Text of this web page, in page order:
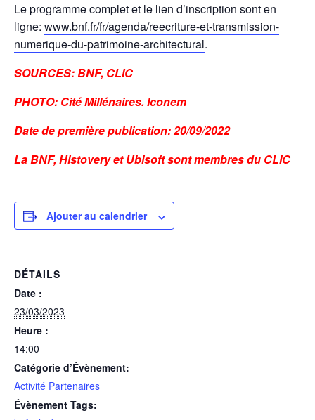
Le programme complet et le lien d’inscription sont en
ligne: www.bnf.fr/fr/agenda/reecriture-et-transmission-
numerique-du-patrimoine-architectural.
SOURCES: BNF, CLIC
PHOTO: Cité Millénaires. Iconem
Date de première publication: 20/09/2022
La BNF, Histovery et Ubisoft sont membres du CLIC
Ajouter au calendrier
DÉTAILS
Date :
23/03/2023
Heure :
14:00
Catégorie d’Évènement:
Activité Partenaires
Évènement Tags: